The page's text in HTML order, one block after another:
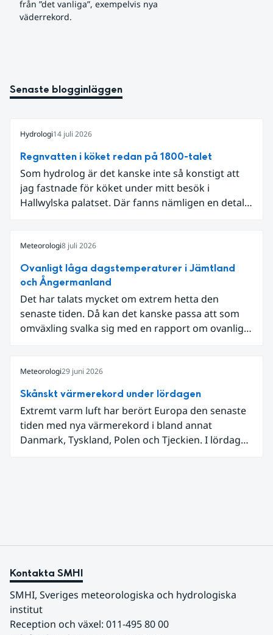
från ”det vanliga”, exempelvis nya
väderrekord.
Senaste blogginläggen
Hydrologi14 juli 2026
Regnvatten i köket redan på 1800-talet
Som hydrolog är det kanske inte så konstigt att
jag fastnade för köket under mitt besök i
Hallwylska palatset. Där fanns nämligen en detalj
Meteorologi8 juli 2026
Ovanligt låga dagstemperaturer i Jämtland
och Ångermanland
Det har talats mycket om extrem hetta den
senaste tiden. Då kan det kanske passa att som
omväxling svalka sig med en rapport om ovanligt
Meteorologi29 juni 2026
Skånskt värmerekord under lördagen
Extremt varm luft har berört Europa den senaste
tiden med nya värmerekord i bland annat
Danmark, Tyskland, Polen och Tjeckien. I lördags
Kontakta SMHI
SMHI, Sveriges meteorologiska och hydrologiska
institut
Reception och växel: 011-495 80 00